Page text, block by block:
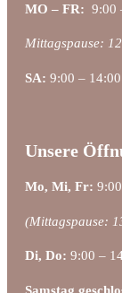
MO – FR: 9:00
Mittagspause:
SA: 9:00 –
Unsere
Mo, Mi, Fr:
(Mittagspause:
Di, Do: 9:00 –